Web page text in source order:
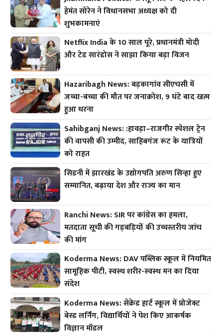
हेमंत सोरेन ने विधानसभा अध्यक्ष को दी
शुभकामनाएं
Netflix India के 10 साल पूरे, प्रधानमंत्री मोदी
और टेड सारंडोस ने साझा किया बड़ा विजन
Hazaribagh News: बड़कागांव सीएचसी में
जच्चा-बच्चा की मौत पर जनाक्रोश, 9 घंटे बाद खत्म
हुआ धरना
Sahibganj News: :हावड़ा–राजगीर स्पेशल ट्रेन
की वापसी की उम्मीद, साहिबगंज रूट के यात्रियों
को राहत
सिडनी में झारखंड के उद्योगपति अरुण सिन्हा हुए
सम्मानित, बढ़ाया देश और राज्य का मान
Ranchi News: SIR पर कांग्रेस का हमला,
मतदाता सूची की गड़बड़ियों की उच्चस्तरीय जांच
की मांग
Koderma News: DAV पब्लिक स्कूल में नियमित
सामूहिक पीटी, स्वस्थ शरीर-स्वस्थ मन का दिया
संदेश
Koderma News: सेक्रेड हार्ट स्कूल में प्रोजेक्ट
बेस्ड लर्निंग, विद्यार्थियों ने पेश किए आकर्षक
विज्ञान मॉडल